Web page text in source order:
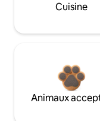
Cuisine
Animaux